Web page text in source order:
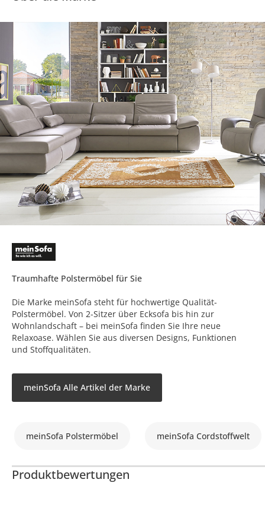
Traumhafte Polstermöbel für Sie
Die Marke meinSofa steht für hochwertige Qualität-
Polstermöbel. Von 2-Sitzer über Ecksofa bis hin zur
Wohnlandschaft – bei meinSofa finden Sie Ihre neue
Relaxoase. Wählen Sie aus diversen Designs, Funktionen
und Stoffqualitäten.
meinSofa Alle Artikel der Marke
meinSofa Polstermöbel meinSofa Cordstoffwelt
Produktbewertungen